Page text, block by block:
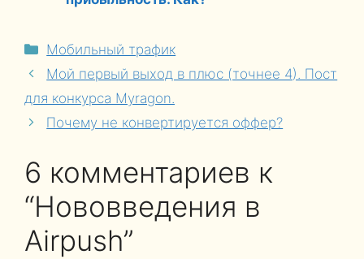
Рубрики
Мобильный трафик
Мой первый выход в плюс (точнее 4). Пост
для конкурса Myragon.
Почему не конвертируется оффер?
6 комментариев к
“Нововведения в
Airpush”